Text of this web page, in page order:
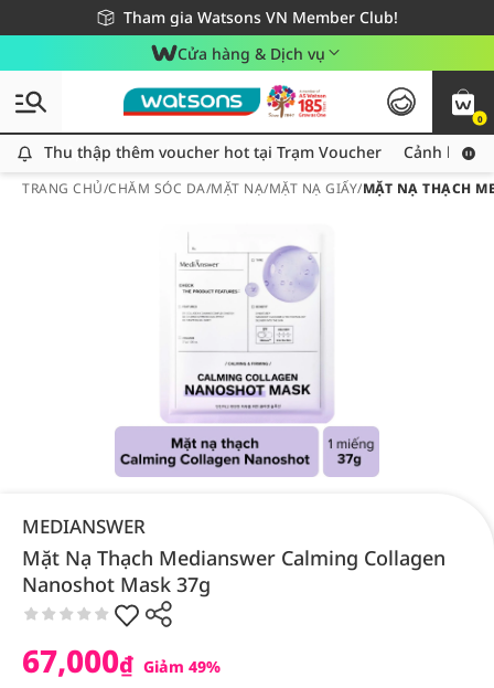
Tham gia Watsons VN Member Club!
Miễn phí giao hàng cho đơn hàng từ 249,000Đ
Giao hàng nhanh 24h - Áp dụng khu vực TP. Hồ Chí Minh
Cửa hàng & Dịch vụ
0
Thu thập thêm voucher hot tại Trạm Voucher
Thu thập thêm voucher hot tại Trạm Voucher Cảnh báo
TRANG CHỦ/CHĂM SÓC DA/MẶT NẠ/MẶT NẠ GIẤY/MẶT NẠ THẠCH
MEDIANSWER
Mặt Nạ Thạch Medianswer Calming Collagen
Nanoshot Mask 37g
67,000₫ Giảm 49%